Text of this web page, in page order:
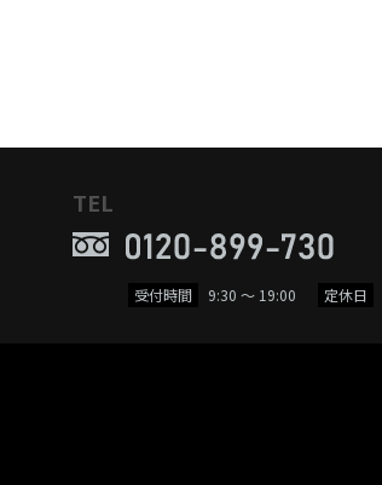
TEL
受付時間 9:30 ～ 19:00 定休日